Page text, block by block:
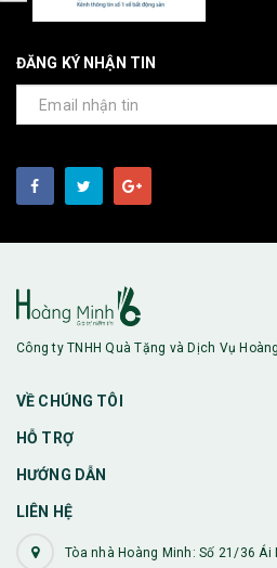
ĐĂNG KÝ NHẬN TIN
Công ty TNHH Quà Tặng và Dịch Vụ
VỀ CHÚNG TÔI
HỖ TRỢ
HƯỚNG DẪN
LIÊN HỆ
Tòa nhà Hoàng Minh: Số 21/36 Ái